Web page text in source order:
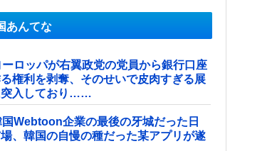
あんてな
ーロッパが右翼政党の党員から銀行口座
権利を剥奪、そのせいで皮肉すぎる展
突入しており……
国Webtoon企業の最後の牙城だった日
、韓国の自慢の種だった某アプリが遂